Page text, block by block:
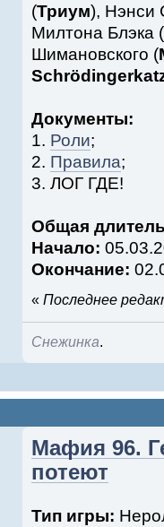
(Триум), Нэнси
Милтона Блэка (
Шимановского (
Документы:
1. Роли;
2. Правила;
3. ЛОГ ГДЕ!
Общая
Начало:
Окончание:
« Последнее
Снежинка.
Мафия 96.
потеют
Тип игры: